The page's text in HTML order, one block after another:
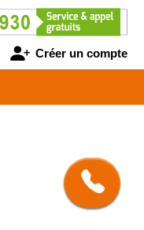
Créer un compte